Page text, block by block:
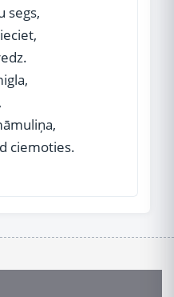
segs,
ciemoties.